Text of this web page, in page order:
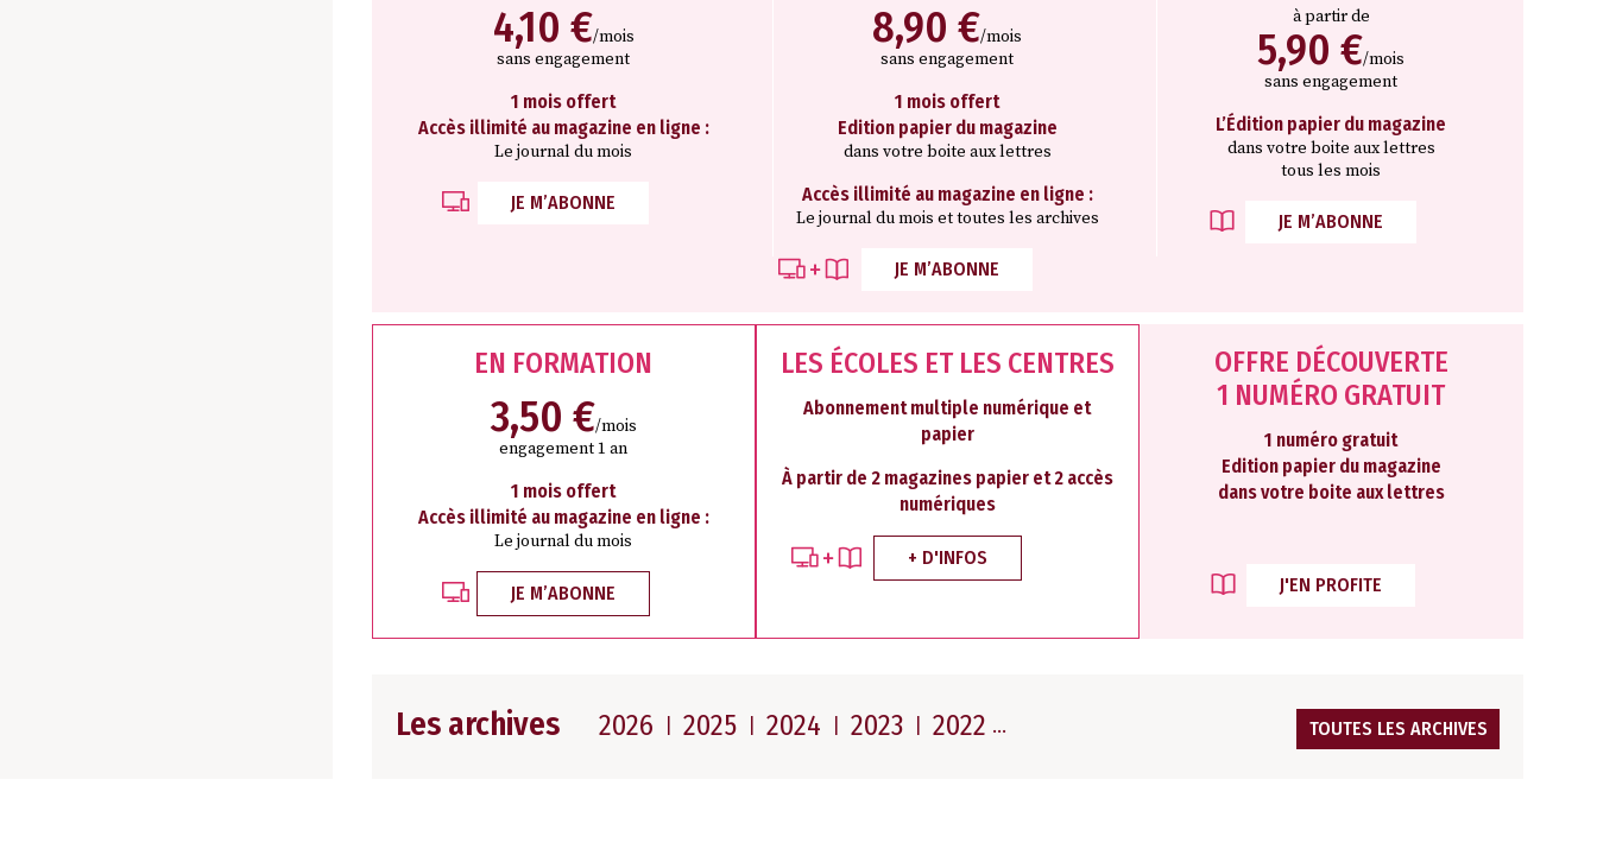
4,10 €/mois
sans engagement
1 mois offert
Accès illimité au magazine en ligne :
Le journal du mois
JE M’ABONNE
8,90 €/mois
sans engagement
1 mois offert
Edition papier du magazine
dans votre boite aux lettres
Accès illimité au magazine en ligne :
Le journal du mois et toutes les archives
JE M’ABONNE
à partir de
5,90 €/mois
sans engagement
L’Édition papier du magazine
dans votre boite aux lettres
tous les mois
JE M’ABONNE
EN FORMATION
3,50 €/mois
engagement 1 an
1 mois offert
Accès illimité au magazine en ligne :
Le journal du mois
JE M’ABONNE
LES ÉCOLES ET LES CENTRES
Abonnement multiple numérique et
papier
À partir de 2 magazines papier et 2 accès
numériques
+ D'INFOS
OFFRE DÉCOUVERTE
1 NUMÉRO GRATUIT
1 numéro gratuit
Edition papier du magazine
dans votre boite aux lettres
J'EN PROFITE
Les archives 2026 2025 2024 2023 2022 TOUTES LES ARCHIVES